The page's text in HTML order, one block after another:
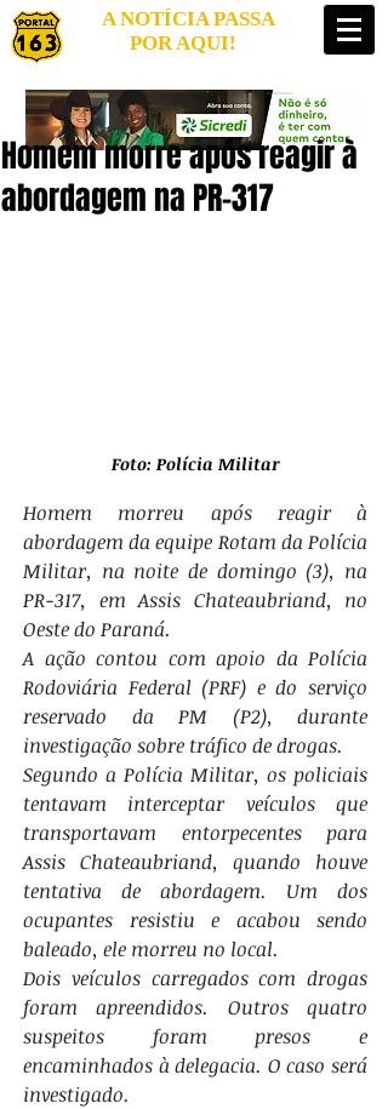
A NOTÍCIA PASSA
POR AQUI!
Homem morre após reagir à
abordagem na PR-317
Foto: Polícia Militar
Homem morreu após reagir à
abordagem da equipe Rotam da Polícia
Militar, na noite de domingo (3), na
PR-317, em Assis Chateaubriand, no
Oeste do Paraná.
A ação contou com apoio da Polícia
Rodoviária Federal (PRF) e do serviço
reservado da PM (P2), durante
investigação sobre tráfico de drogas.
Segundo a Polícia Militar, os policiais
tentavam interceptar veículos que
transportavam entorpecentes para
Assis Chateaubriand, quando houve
tentativa de abordagem. Um dos
ocupantes resistiu e acabou sendo
baleado, ele morreu no local.
Dois veículos carregados com drogas
foram apreendidos. Outros quatro
suspeitos foram presos e
encaminhados à delegacia. O caso será
investigado.